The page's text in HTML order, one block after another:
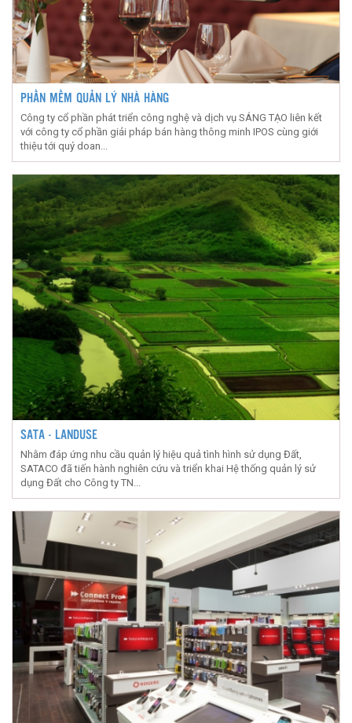
PHẦN MỀM QUẢN LÝ NHÀ HÀNG
Công ty cổ phần phát triển công nghệ và dịch vụ SÁNG TẠO liên kết
với công ty cổ phần giải pháp bán hàng thông minh IPOS cùng giới
thiệu tới quý doan...
SATA - LANDUSE
Nhằm đáp ứng nhu cầu quản lý hiệu quả tình hình sử dụng Đất,
SATACO đã tiến hành nghiên cứu và triển khai Hệ thống quản lý sử
dụng Đất cho Công ty TN...